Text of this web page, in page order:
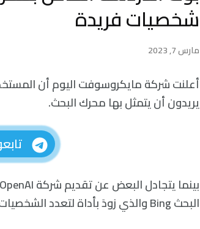
شخصيات فريدة
مارس 7, 2023
أعلنت شركة مايكروسوفت اليوم أن
يريدون أن يتمثل بها محرك البحث.
البحث Bing والذي زودَ بأداة لتعدد الشخصيات، قامت مايكروسوفت بعرض ثلاث شخصيات أخرى.